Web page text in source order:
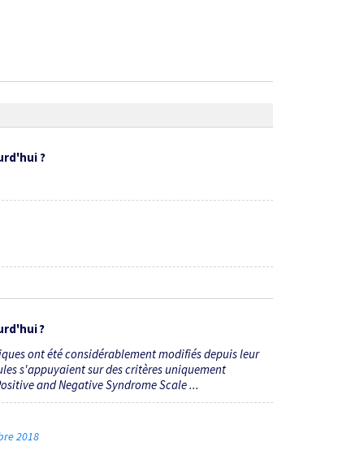
?
?
ont été considérablement modifiés depuis leur
s'appuyaient sur des critères uniquement
and Negative Syndrome Scale ...
2018